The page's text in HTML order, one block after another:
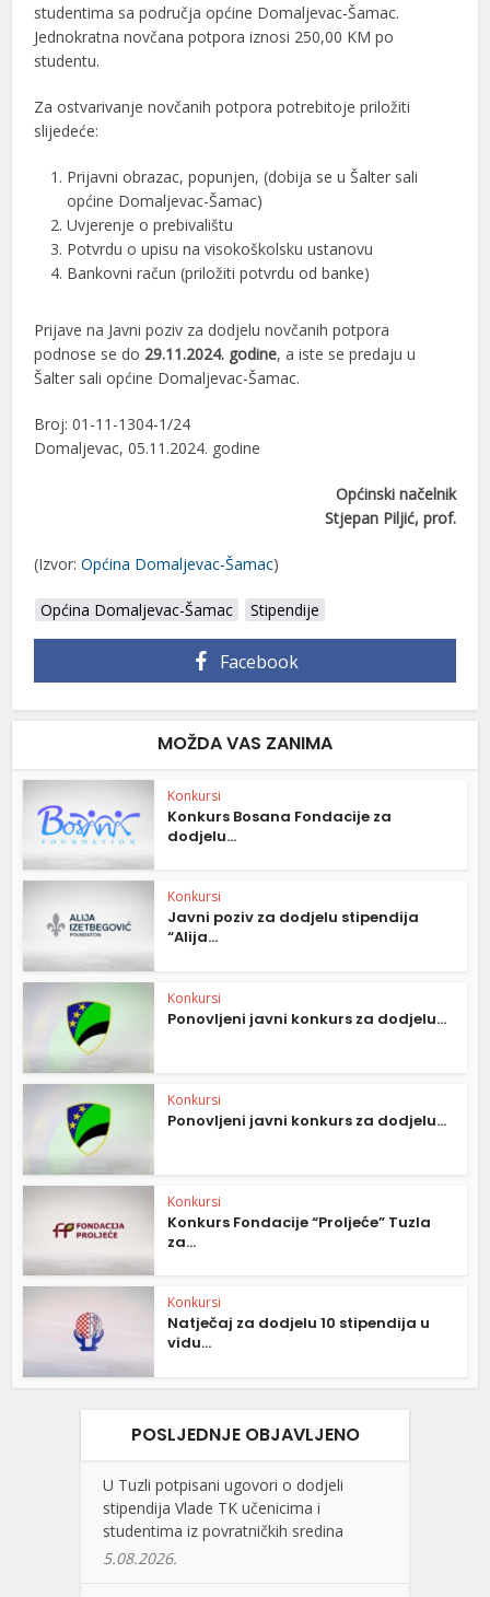
studentima sa područja općine Domaljevac-Šamac.
Jednokratna novčana potpora iznosi 250,00 KM po
studentu.
Za ostvarivanje novčanih potpora potrebitoje priložiti
slijedeće:
Prijavni obrazac, popunjen, (dobija se u Šalter sali
općine Domaljevac-Šamac)
Uvjerenje o prebivalištu
Potvrdu o upisu na visokoškolsku ustanovu
Bankovni račun (priložiti potvrdu od banke)
Prijave na Javni poziv za dodjelu novčanih potpora
podnose se do 29.11.2024. godine, a iste se predaju u
Šalter sali općine Domaljevac-Šamac.
Broj: 01-11-1304-1/24
Domaljevac, 05.11.2024. godine
Općinski načelnik
Stjepan Piljić, prof.
(Izvor:Općina Domaljevac-Šamac)
Općina Domaljevac-Šamac Stipendije
Facebook
MOŽDA VAS ZANIMA
Konkursi
Konkurs Bosana Fondacije za
dodjelu...
Konkursi
Javni poziv za dodjelu stipendija
“Alija...
Konkursi
Ponovljeni javni konkurs za dodjelu...
Konkursi
Ponovljeni javni konkurs za dodjelu...
Konkursi
Konkurs Fondacije “Proljeće” Tuzla
za...
Konkursi
Natječaj za dodjelu 10 stipendija u
vidu...
POSLJEDNJE OBJAVLJENO
U Tuzli potpisani ugovori o dodjeli
stipendija Vlade TK učenicima i
studentima iz povratničkih sredina
5.08.2026.